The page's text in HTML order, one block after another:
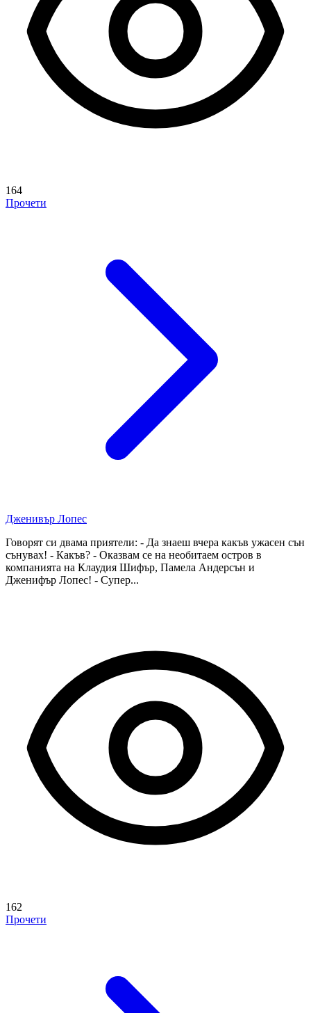
164
Прочети
Дженивър Лопес
Говорят си двама приятели: - Да знаеш вчера какъв ужасен сън
сънувах! - Какъв? - Оказвам се на необитаем остров в
компанията на Клаудия Шифър, Памела Андерсън и
Дженифър Лопес! - Супер...
162
Прочети